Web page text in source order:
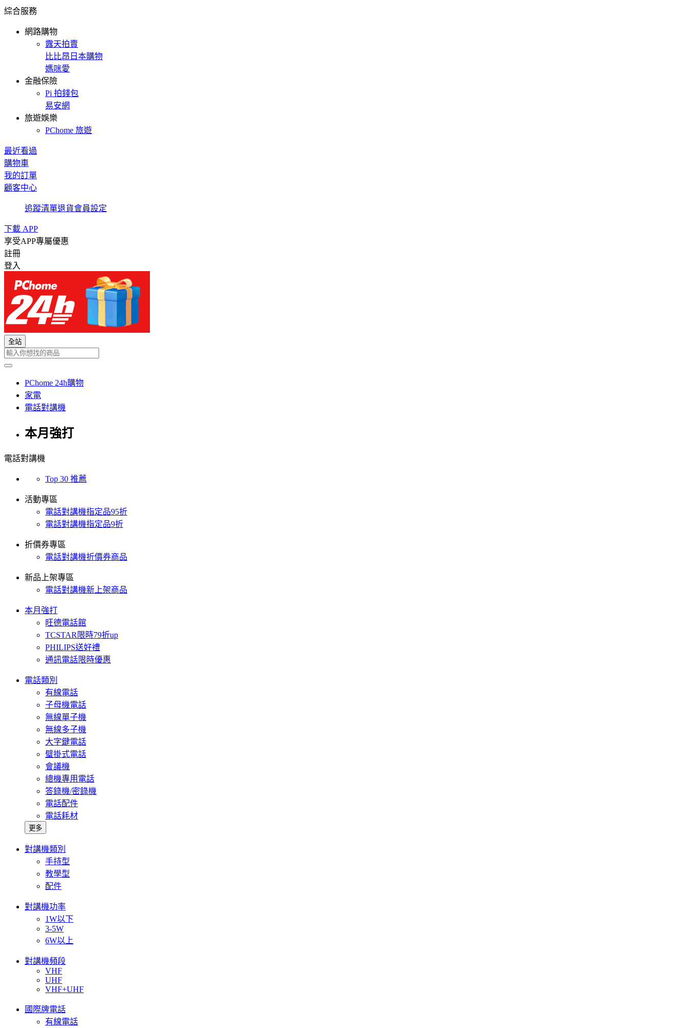
綜合服務
網路購物
露天拍賣
比比昂日本購物
媽咪愛
金融保險
Pi 拍錢包
易安網
旅遊娛樂
PChome 旅遊
最近看過
購物車
我的訂單
顧客中心
追蹤清單退貨會員設定
下載 APP
享受APP專屬優惠
註冊
登入
全站
PChome 24h購物
家電
電話對講機
本月強打
電話對講機
Top 30 推薦
活動專區
電話對講機指定品95折
電話對講機指定品9折
折價券專區
電話對講機折價券商品
新品上架專區
電話對講機新上架商品
本月強打
旺德電話館
TCSTAR限時79折up
PHILIPS送好禮
通訊電話限時優惠
電話類別
有線電話
子母機電話
無線單子機
無線多子機
大字鍵電話
璧掛式電話
會議機
總機專用電話
答錄機/密錄機
電話配件
電話耗材
更多
對講機類別
手持型
教學型
配件
對講機功率
1W以下
3-5W
6W以上
對講機頻段
VHF
UHF
VHF+UHF
國際牌電話
有線電話